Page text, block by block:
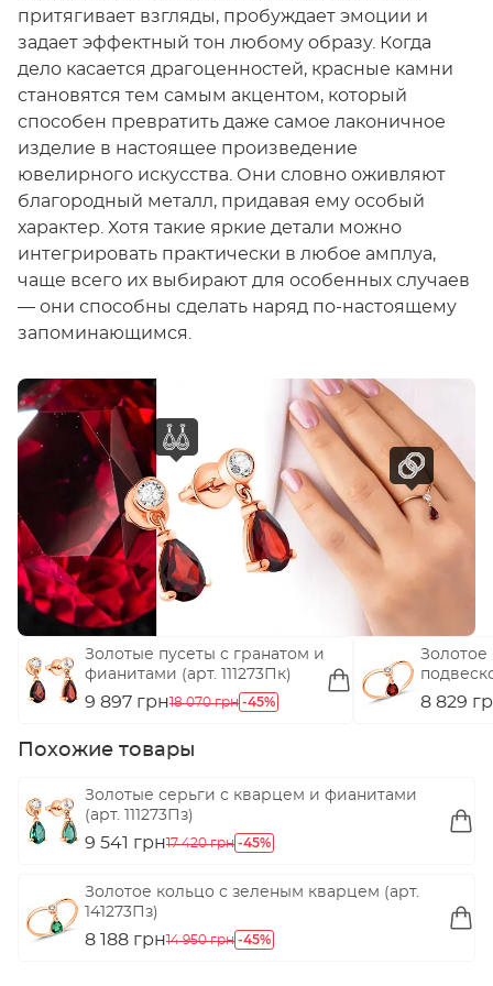
притягивает взгляды, пробуждает эмоции и
задает эффектный тон любому образу. Когда
дело касается драгоценностей, красные камни
становятся тем самым акцентом, который
способен превратить даже самое лаконичное
изделие в настоящее произведение
ювелирного искусства. Они словно оживляют
благородный металл, придавая ему особый
характер. Хотя такие яркие детали можно
интегрировать практически в любое амплуа,
чаще всего их выбирают для особенных случаев
— они способны сделать наряд по-настоящему
запоминающимся.
Золотые пусеты с гранатом и
фианитами (арт. 111273Пк)
9 897 грн18 070 грн -45%
Золотое
8 829
Похожие товары
Золотые серьги с кварцем и фианитами
(арт. 111273Пз)
9 541 грн17 420 грн -45%
Золотое кольцо с зеленым кварцем (арт.
141273Пз)
8 188 грн14 950 грн -45%